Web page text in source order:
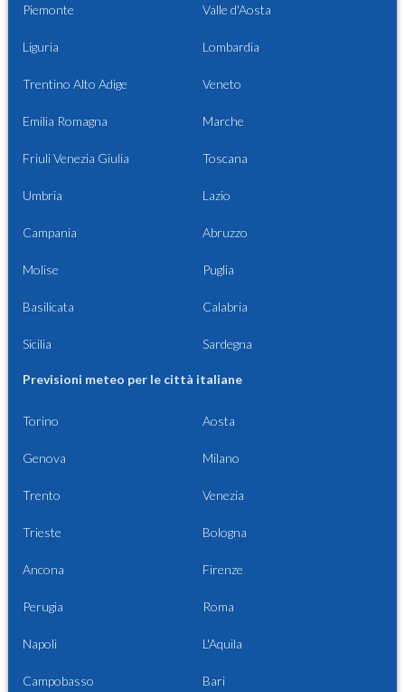
Piemonte Valle d'Aosta
Liguria Lombardia
Trentino Alto Adige Veneto
Emilia Romagna Marche
Friuli Venezia Giulia Toscana
Umbria Lazio
Campania Abruzzo
Molise Puglia
Basilicata Calabria
Sicilia Sardegna
Previsioni meteo per le città italiane
Torino Aosta
Genova Milano
Trento Venezia
Trieste Bologna
Ancona Firenze
Perugia Roma
Napoli L'Aquila
Campobasso Bari